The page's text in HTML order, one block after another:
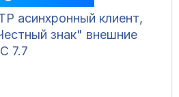
асинхронный клиент,
знак" внешние
7.7